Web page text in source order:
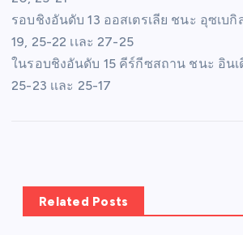
รอบชิงอันดับ 13 ออสเตรเลีย ชนะ อุซเบ
19, 25-22 เเละ 27-25
ในรอบชิงอันดับ 15 คีร์กีซสถาน ชนะ อินเ
25-23 เเละ 25-17
Related Posts